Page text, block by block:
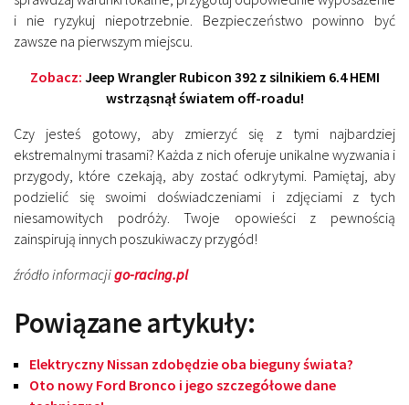
i nie ryzykuj niepotrzebnie. Bezpieczeństwo powinno być
zawsze na pierwszym miejscu.
Zobacz: Jeep Wrangler Rubicon 392 z silnikiem 6.4 HEMI
wstrząsnął światem off-roadu!
Czy jesteś gotowy, aby zmierzyć się z tymi najbardziej
ekstremalnymi trasami? Każda z nich oferuje unikalne wyzwania i
przygody, które czekają, aby zostać odkrytymi. Pamiętaj, aby
podzielić się swoimi doświadczeniami i zdjęciami z tych
niesamowitych podróży. Twoje opowieści z pewnością
zainspirują innych poszukiwaczy przygód!
źródło informacjigo-racing.pl
Powiązane artykuły:
Elektryczny Nissan zdobędzie oba bieguny świata?
Oto nowy Ford Bronco i jego szczegółowe dane